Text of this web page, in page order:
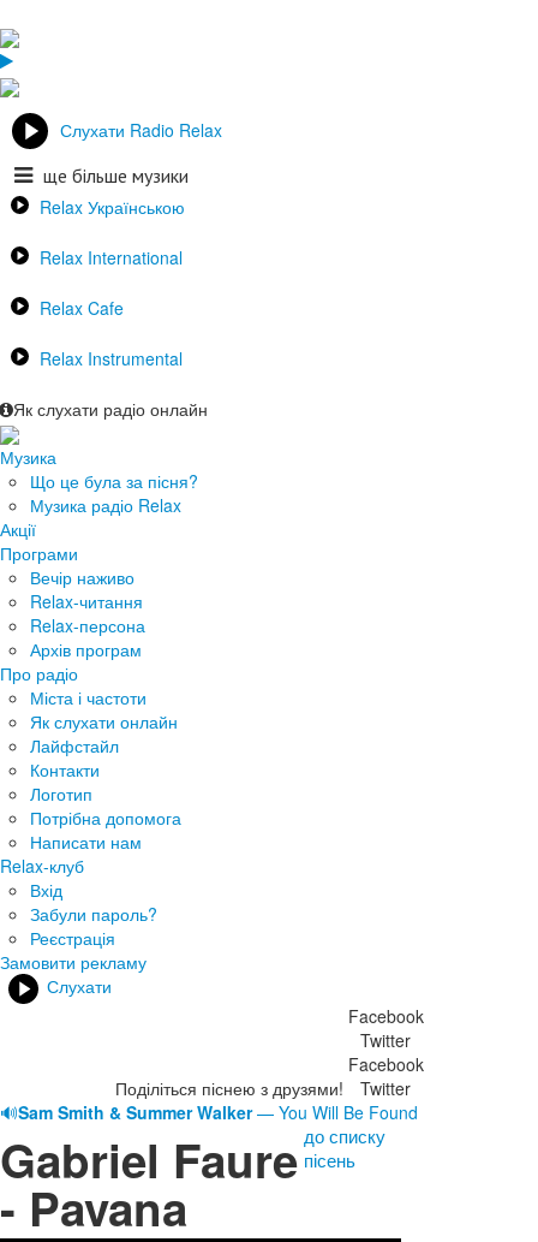
Слухати Radio Relax
ще більше музики
Relax Українською
Relax International
Relax Cafe
Relax Instrumental
Як слухати радіо онлайн
Музика
Що це була за пісня?
Музика радіо Relax
Акції
Програми
Вечір наживо
Relax-читання
Relax-персона
Архів програм
Про радіо
Міста і частоти
Як слухати онлайн
Лайфстайл
Контакти
Логотип
Потрібна допомога
Написати нам
Relax-клуб
Вхід
Забули пароль?
Реєстрація
Замовити рекламу
Слухати
Поділіться піснею з друзями!
Facebook
Twitter
Facebook
Twitter
🔊Sam Smith & Summer Walker— You Will Be Found
Gabriel Faure
- Pavana
до списку
пісень